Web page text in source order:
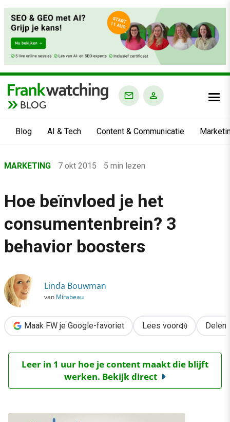
BLOG
Blog AI & Tech Content & Communicatie
›
›
Marketing
›
Hoe beïnvloed je het consumentenbrein? 3 behavior boosters
MARKETING 7 okt 2015 5 min lezen
Hoe beïnvloed je het
consumentenbrein? 3
behavior boosters
Linda Bouwman
van Mirabeau
Maak FW je Google-favoriet Lees voor Delen
Leer in 1 uur hoe je content maakt die blijft
werken. Bekijk direct